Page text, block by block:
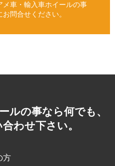
メ車・輸入車ホイールの事
問合せください。
ルの事なら何でも、
わせ下さい。
方